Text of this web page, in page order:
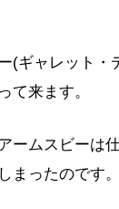
(ギャレット・
て来ます。
ームスビーは
まったのです。